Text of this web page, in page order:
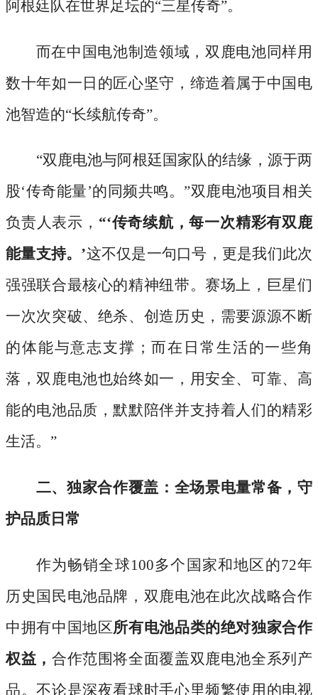
阿根廷队在世界足坛的“三星传奇”。
而在中国电池制造领域，双鹿电池同样用
数十年如一日的匠心坚守，缔造着属于中国电
池智造的“长续航传奇”。
“双鹿电池与阿根廷国家队的结缘，源于两
股‘传奇能量’的同频共鸣。”双鹿电池项目相关
负责人表示， “‘传奇续航，每一次精彩有双鹿
能量支持。’这不仅是一句口号，更是我们此次
强强联合最核心的精神纽带。赛场上，巨星们
一次次突破、绝杀、创造历史，需要源源不断
的体能与意志支撑；而在日常生活的一些角
落，双鹿电池也始终如一，用安全、可靠、高
能的电池品质，默默陪伴并支持着人们的精彩
生活。 ”
二、独家合作覆盖：全场景电量常备，守
护品质日常
作为畅销全球100多个国家和地区的72年
历史国民电池品牌，双鹿电池在此次战略合作
中拥有中国地区所有电池品类的绝对独家合作
权益， 合作范围将全面覆盖双鹿电池全系列产
品。不论是深夜看球时手心里频繁使用的电视